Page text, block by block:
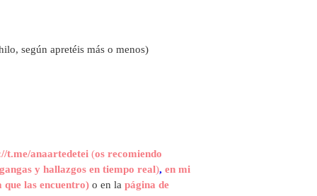
según apretéis más o menos)
t.me/anaartedetei (os recomiendo
y hallazgos en tiempo real), en mi
que las encuentro) o en la página de